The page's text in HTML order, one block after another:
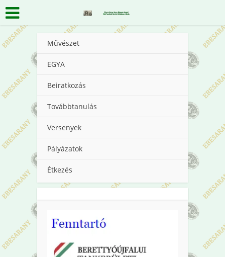
Művészet
EGYA
Beiratkozás
Továbbtanulás
Versenyek
Pályázatok
Étkezés